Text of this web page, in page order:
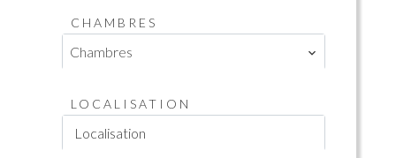
CHAMBRES
Chambres
LOCALISATION
Localisation